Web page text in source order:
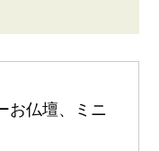
お仏壇、ミニ